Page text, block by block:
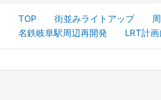
TOP 街並みライトアップ
名鉄岐阜駅周辺再開発
LRT計画